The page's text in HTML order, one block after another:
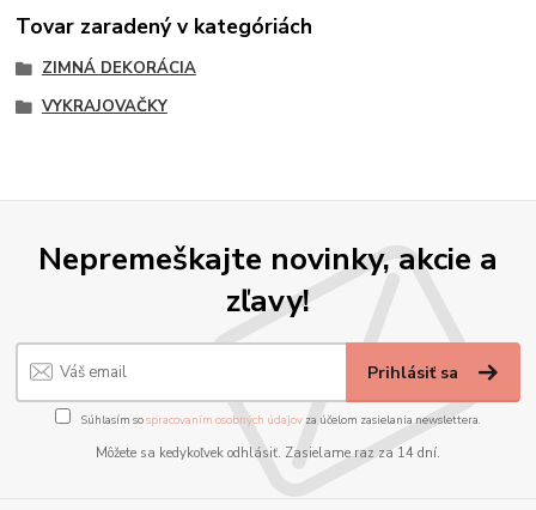
Tovar zaradený v kategóriách
ZIMNÁ DEKORÁCIA
VYKRAJOVAČKY
Nepremeškajte novinky, akcie a
zľavy!
Prihlásiť sa
Súhlasím sospracovaním osobných údajov za účelom zasielania newslettera.
Môžete sa kedykoľvek odhlásiť. Zasielame raz za 14 dní.